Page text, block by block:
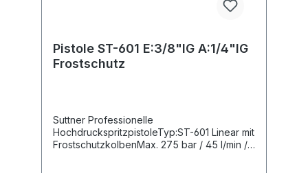
Pistole ST-601 E:3/8"IG A:1/4"IG
Frostschutz
Suttner Professionelle
HochdruckspritzpistoleTyp:ST-601 Linear mit
FrostschutzkolbenMax. 275 bar / 45 l/min /